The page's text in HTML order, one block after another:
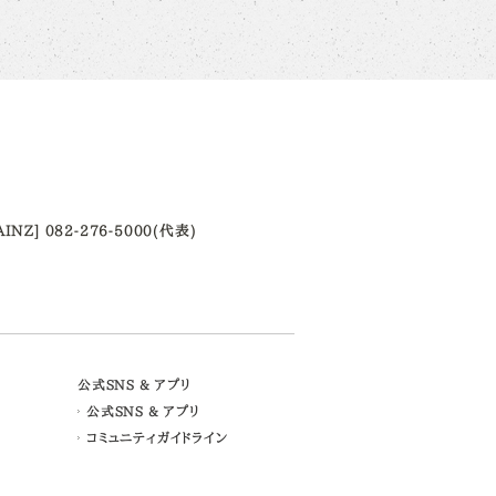
082-276-5000(代表)
公式SNS & アプリ
公式SNS & アプリ
コミュニティガイドライン